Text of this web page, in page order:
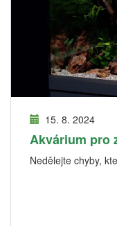
15. 8. 2024
Akvárium pro
Nedělejte chyby,